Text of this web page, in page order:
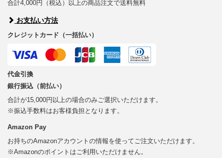
合計4,000円（税込）以上の商品注文で送料無料
お支払い方法
クレジットカード（一括払い）
代金引換
銀行振込（前払い）
合計が15,000円以上の場合のみご選択いただけます。
※振込手数料はお客様負担となります。
Amazon Pay
お持ちのAmazonアカウントの情報を使ってご注文いただけます。
※Amazonのポイントはご利用いただけません。